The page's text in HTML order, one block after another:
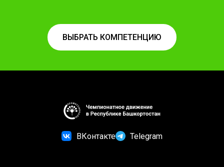
ВЫБРАТЬ КОМПЕТЕНЦИЮ
ВКонтакте Telegram